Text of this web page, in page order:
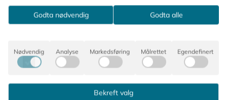
Kommentarer
Godta nødvendig Godta alle
Nødvendig Analyse Markedsføring Målrettet Egendefinert
Bekreft valg